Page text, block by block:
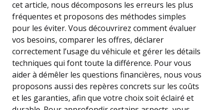
cet article, nous décomposons les erreurs les plus
fréquentes et proposons des méthodes simples
pour les éviter. Vous découvrirez comment évaluer
vos besoins, comparer les offres, déclarer
correctement l’usage du véhicule et gérer les détails
techniques qui font toute la différence. Pour vous
aider à démêler les questions financières, nous vous
proposons aussi des repères concrets sur les coûts
et les garanties, afin que votre choix soit éclairé et